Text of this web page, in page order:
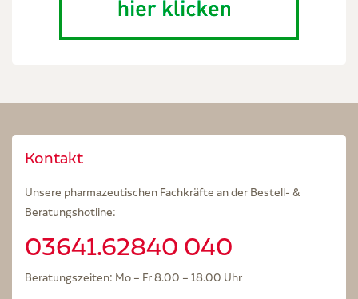
Kontakt
Unsere pharmazeutischen Fachkräfte an der Bestell- &
Beratungshotline:
03641.62840 040
Beratungszeiten: Mo – Fr 8.00 – 18.00 Uhr